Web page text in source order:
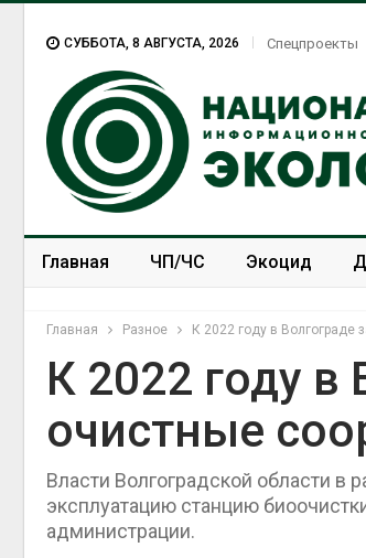
СУББОТА, 8 АВГУСТА, 2026 Спецпроекты
Главная ЧП/ЧС Экоцид
Главная Разное К 2022 году в Волгограде
К 2022 году в
очистные
Власти Волгоградской области в
эксплуатацию станцию
администрации.